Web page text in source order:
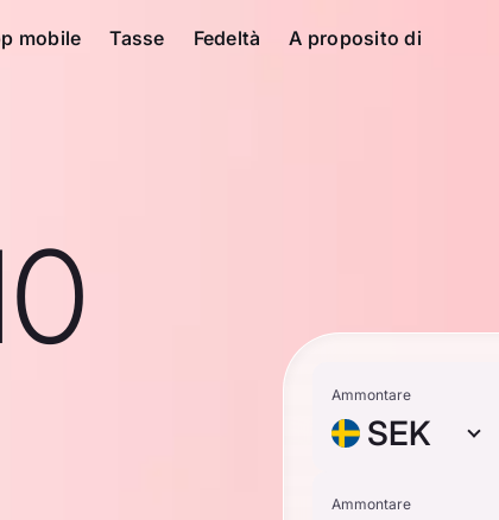
mobile Tasse Fedeltà A proposito di
Ammontare
SEK
Ammontare